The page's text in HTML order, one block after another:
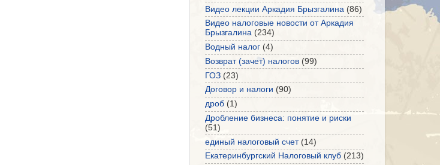
Видео лекции Аркадия Брызгалина (86)
Видео налоговые новости от Аркадия
Брызгалина (234)
Водный налог (4)
Возврат (зачет) налогов (99)
ГОЗ (23)
Договор и налоги (90)
дроб (1)
Дробление бизнеса: понятие и риски
(51)
единый налоговый счет (14)
Екатеринбургский Налоговый клуб (213)